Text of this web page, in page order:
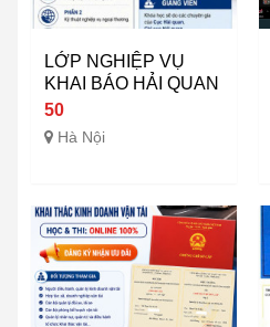
LỚP NGHIỆP VỤ
KHAI BÁO HẢI QUAN
50
Hà Nội